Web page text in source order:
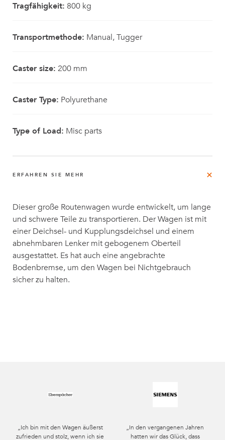
Tragfähigkeit: 800 kg
Transportmethode: Manual, Tugger
Caster size: 200 mm
Caster Type: Polyurethane
Type of Load: Misc parts
ERFAHREN SIE MEHR
Dieser große Routenwagen wurde entwickelt, um lange
und schwere Teile zu transportieren. Der Wagen ist mit
einer Deichsel- und Kupplungsdeichsel und einem
abnehmbaren Lenker mit gebogenem Oberteil
ausgestattet. Es hat auch eine angebrachte
Bodenbremse, um den Wagen bei Nichtgebrauch
sicher zu halten.
„Ich bin mit den Wagen äußerst
zufrieden und stolz, wenn ich sie
„In den vergangenen Jahren
hatten wir das Glück, dass